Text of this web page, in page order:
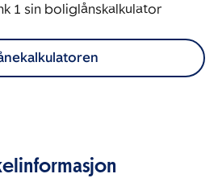
1 sin boliglånskalkulator